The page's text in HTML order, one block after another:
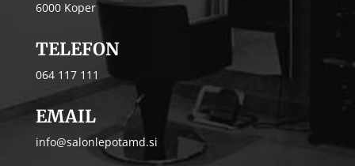
6000 Koper
TELEFON
064 117 111
EMAIL
info@salonlepotamd.si